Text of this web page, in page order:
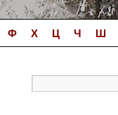
Ф Х Ц Ч Ш